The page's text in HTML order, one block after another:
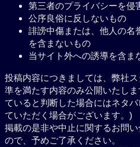
第三者のプライバシーを侵
公序良俗に反しないもの
誹謗中傷または、他人の名
を含まないもの
当サイト外への誘導を含ま
投稿内容につきましては、弊社
準を満たす内容のみ公開いたし
ていると判断した場合にはネタ
ていただく場合がございます。)
掲載の是非や中止に関するお問
ので、予めご了承ください。